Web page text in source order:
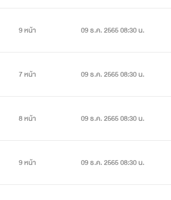
9 หน้า 09 ธ.ค. 2565 08:30 น.
7 หน้า 09 ธ.ค. 2565 08:30 น.
8 หน้า 09 ธ.ค. 2565 08:30 น.
9 หน้า 09 ธ.ค. 2565 08:30 น.